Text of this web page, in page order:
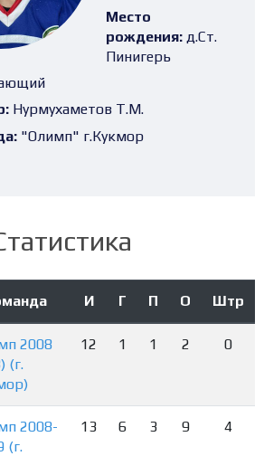
Место
рождения: д.Ст.
Пинигерь
Нурмухаметов Т.М.
"Олимп" г.Кукмор
И Г П О Штр
2008
(г.
12 1 1 2 0
2008-
(г.
13 6 3 9 4